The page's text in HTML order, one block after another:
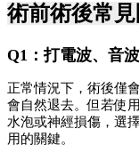
術前術後常
Q1：打電波、音
正常情況下，術後僅
會自然退去。但若使
水泡或神經損傷，選
用的關鍵。